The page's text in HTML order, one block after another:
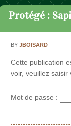
Passer au contenu
Protégé :
BYJBOISARD
Cette publication
voir, veuillez saisir
Mot de passe :